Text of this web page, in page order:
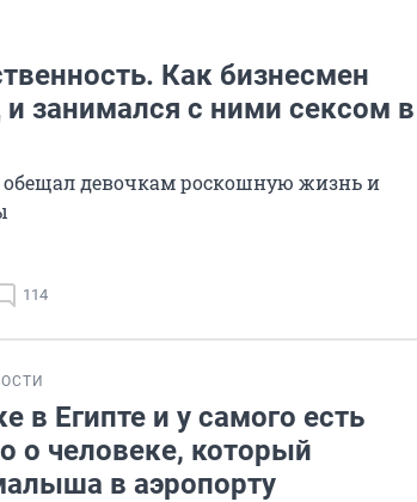
Как бизнесмен
занимался с ними сексом в
обещал девочкам роскошную жизнь и
114
в Египте и у самого есть
о человеке, который
в аэропорту